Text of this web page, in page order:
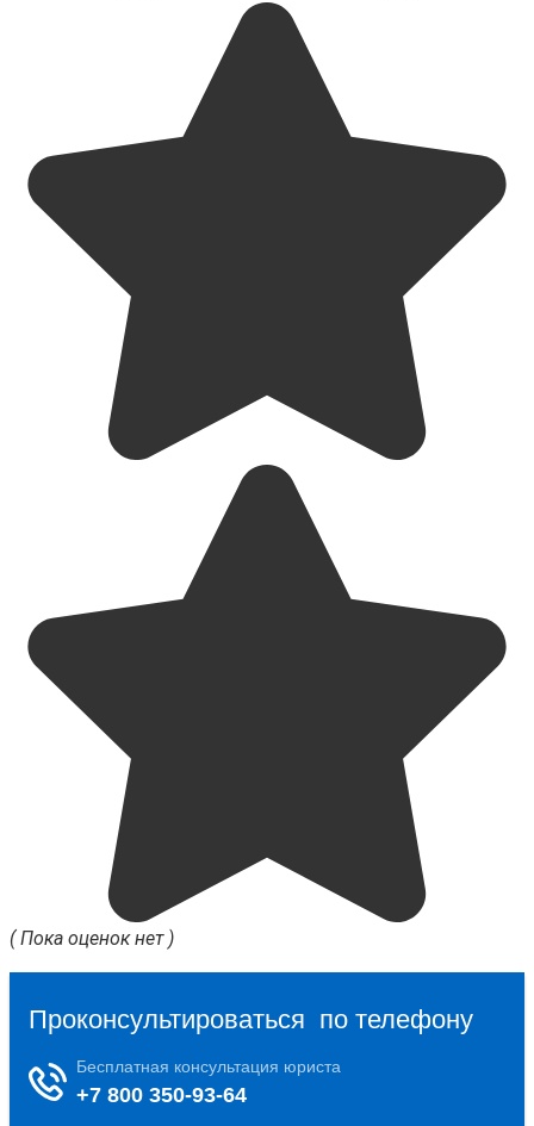
( Пока оценок нет )